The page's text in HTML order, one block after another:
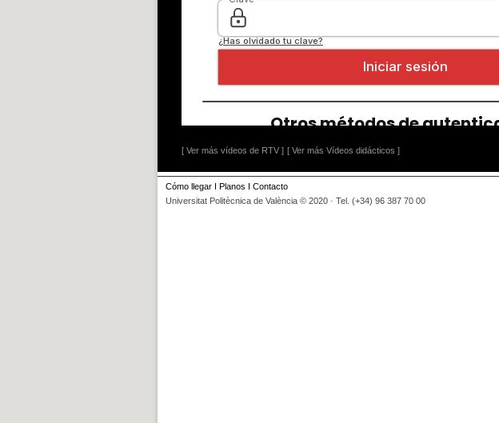
[ Ver más vídeos de RTV ] [ Ver más Vídeos didácticos ]
Cómo llegar I Planos I Contacto
Universitat Politècnica de València © 2020 · Tel. (+34) 96 387 70 00